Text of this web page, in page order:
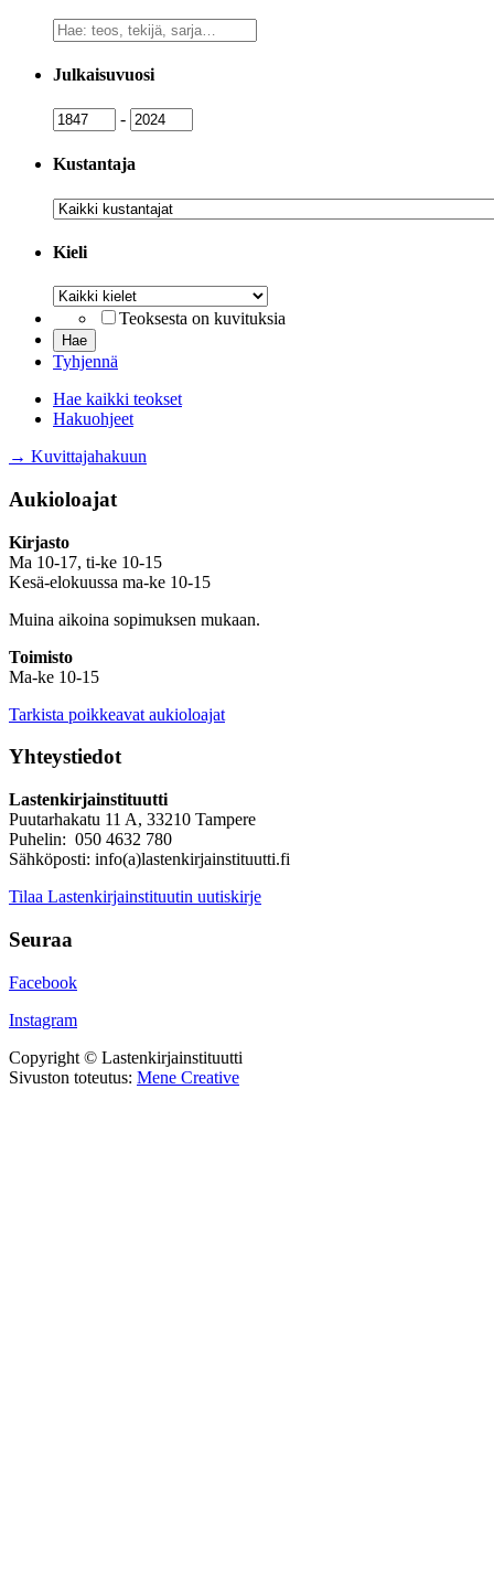
Vapaa
sanahaku
Julkaisuvuosi
Julkaisuvuosi
- Julkaisuvuosi
Kustantaja
Kustantaja
Kieli
Kieli
Teoksesta on kuvituksia
Tyhjennä
Hae kaikki teokset
Hakuohjeet
→ Kuvittajahakuun
Aukioloajat
Kirjasto
Ma 10-17, ti-ke 10-15
Kesä-elokuussa ma-ke 10-15
Muina aikoina sopimuksen mukaan.
Toimisto
Ma-ke 10-15
Tarkista poikkeavat aukioloajat
Yhteystiedot
Lastenkirjainstituutti
Puutarhakatu 11 A, 33210 Tampere
Puhelin: 050 4632 780
Sähköposti: info(a)lastenkirjainstituutti.fi
Tilaa Lastenkirjainstituutin uutiskirje
Seuraa
Facebook
Instagram
Copyright © Lastenkirjainstituutti
Sivuston toteutus: Mene Creative